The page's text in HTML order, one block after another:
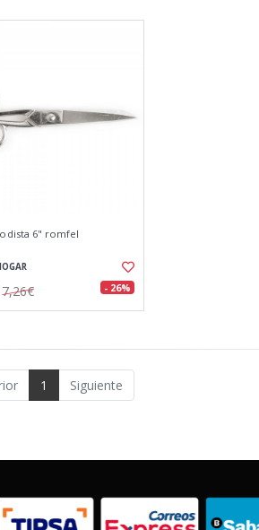
6" romfel
7,26€ - 26%
1 Siguiente